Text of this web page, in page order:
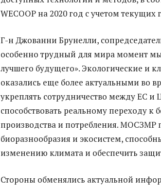
WECOOP на 2020 год с учетом текущих
Г-н Джованни Брунелли,
особенно трудный для мира момент
лучшего будущего». Экологические и
оказались еще более актуальными во
укреплять сотрудничество между ЕС и
способствовать реальному переходу
производства и потребления. МОСЗМР
биоразнообразия и экосистем,
изменению климата и обеспечить
Стороны обменялись актуальной